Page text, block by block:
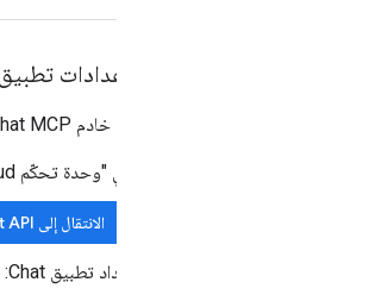
ضبط إعدادات تطبيق Chat
لاستخدام خادم Google Chat MCP، عليك إعداد تطبيق Chat في مشروعك على Google Cloud.
في "وحدة تحكّم Google Cloud"، ابحث عن
الانتقال إلى Google Chat API
إعداد تطبيق Chat: